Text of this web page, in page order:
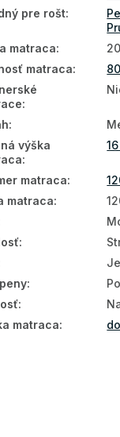
pre rošt:
matraca:
matraca:
:
:
výška
:
matraca:
matraca:
:
:
:
matraca: